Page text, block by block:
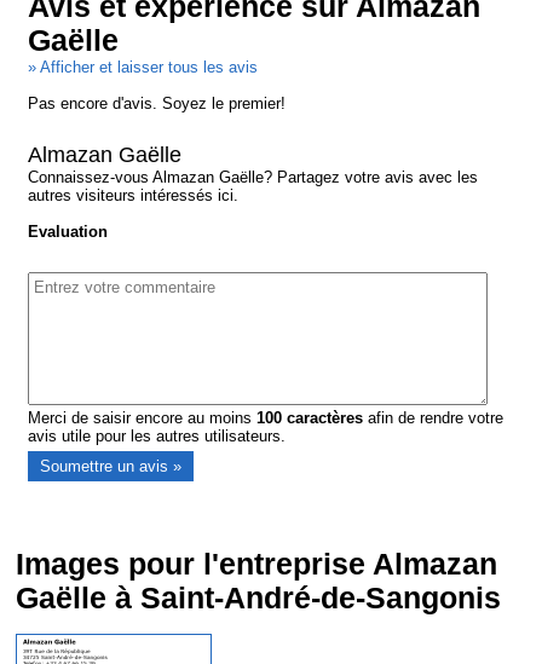
Avis et expérience sur Almazan
Gaëlle
» Afficher et laisser tous les avis
Pas encore d'avis. Soyez le premier!
Almazan Gaëlle
Connaissez-vous Almazan Gaëlle? Partagez votre avis avec les
autres visiteurs intéressés ici.
Evaluation
Merci de saisir encore au moins100 caractères afin de rendre votre
avis utile pour les autres utilisateurs.
Images pour l'entreprise Almazan
Gaëlle à Saint-André-de-Sangonis